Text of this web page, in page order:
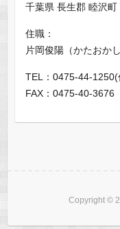
千葉県 長生郡 睦沢
住職：
片岡俊陽（かたおか
TEL：0475-44-1250(
FAX：0475-40-3676
Copyright ©